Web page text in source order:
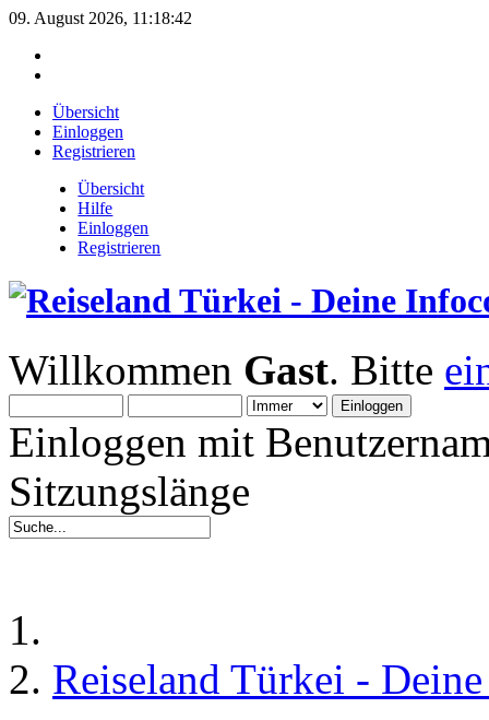
09. August 2026, 11:18:42
Übersicht
Einloggen
Registrieren
Übersicht
Hilfe
Einloggen
Registrieren
Willkommen Gast. Bitte
Einloggen mit
Sitzungslänge
Reiseland Türkei -